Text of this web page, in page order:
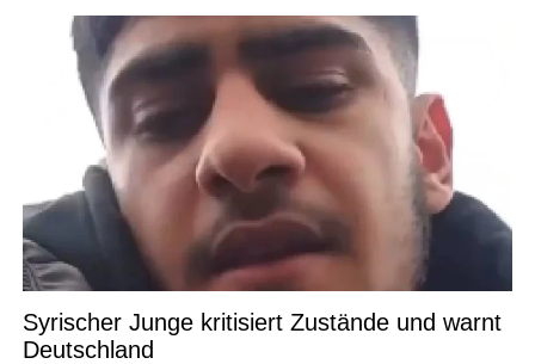
Syrischer Junge kritisiert Zustände und warnt
Deutschland